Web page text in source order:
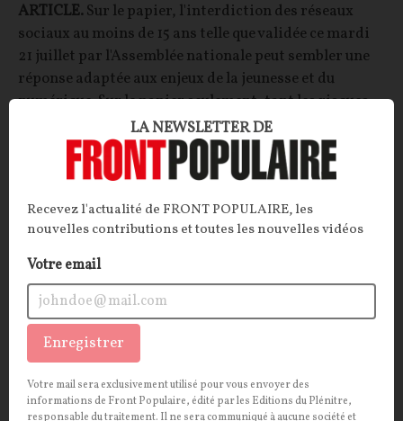
ARTICLE.Sur le papier, l'interdiction des réseaux
sociaux au moins de 15 ans telle que validée ce mardi
21 juillet par l'Assemblée nationale peut sembler une
réponse adaptée aux enjeux de la jeunesse et du
numérique. Sur le papier seulement, tant les risques
relatifs à l'identité numérique ou à la liberté
d'expression sont nombreux. L'enfer (illibéral) est pavé
de bonnes...
La Rédaction 22/07/2026 23
INTERNATIONAL
LA NEWSLETTER DE
Recevez l'actualité de FRONT POPULAIRE, les
nouvelles contributions et toutes les nouvelles vidéos
Votre email
Enregistrer
Votre mail sera exclusivement utilisé pour vous envoyer des
informations de Front Populaire, édité par les Editions du Plénitre,
responsable du traitement. Il ne sera communiqué à aucune société et